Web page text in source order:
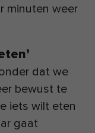
minuten weer
dat we
bewust te
iets wilt eten
gaat